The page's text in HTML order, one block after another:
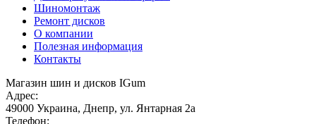
Шиномонтаж
Ремонт дисков
О компании
Полезная информация
Контакты
Магазин шин и дисков IGum
Адрес:
49000 Украина, Днепр, ул. Янтарная 2а
Телефон: